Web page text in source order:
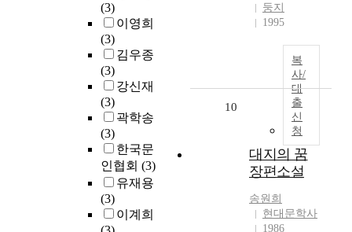
(3)
이영희
(3)
김우종
(3)
강신재
(3)
곽학송
(3)
한국문
인협회 (3)
유재용
(3)
이계희
둥지
1995
복
사/
대
출
신
청
10
대지의 꿈
장편소설
송원희
현대문학사
1986